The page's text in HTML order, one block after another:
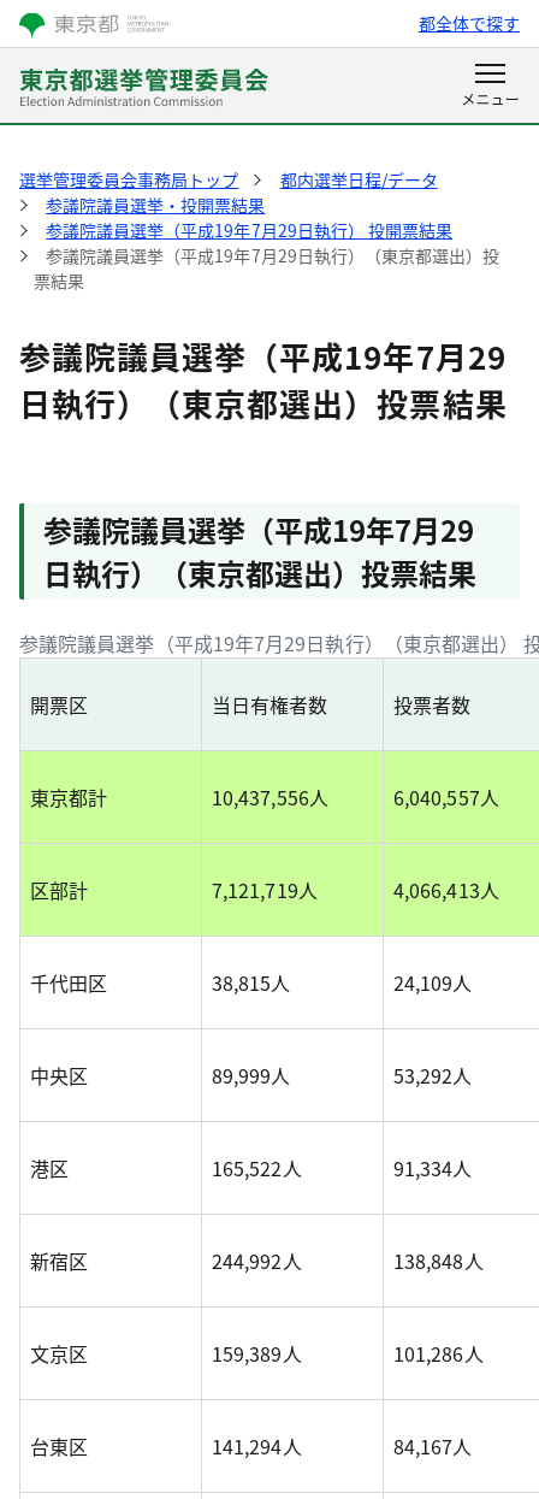
都全体で探す
選挙管理委員会事務局トップ
都内選挙日程/データ
参議院議員選挙・投開票結果
参議院議員選挙（平成19年7月29日執行） 投開票結果
参議院議員選挙（平成19年7月29日執行）（東京都選出）投
票結果
参議院議員選挙（平成19年7月29
日執行）（東京都選出）投票結果
参議院議員選挙（平成19年7月29
日執行）（東京都選出）投票結果
参議院議員選挙（平成19年7月29日執行）（東京都選出）
開票区 当日有権者数 投票者数
東京都計 10,437,556人 6,040,557人
区部計 7,121,719人 4,066,413人
千代田区 38,815人 24,109人
中央区 89,999人 53,292人
港区 165,522人 91,334人
新宿区 244,992人 138,848人
文京区 159,389人 101,286人
台東区 141,294人 84,167人